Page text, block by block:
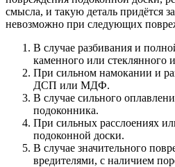
смысла, и такую деталь придётся
невозможно при следующих
В случае разбивания и
каменного или стеклянного
При сильном намокании и
ДСП или МДФ.
В случае сильного
подоконника.
При сильных расслоениях
подоконной доски.
В случае значительного
вредителями, с наличием